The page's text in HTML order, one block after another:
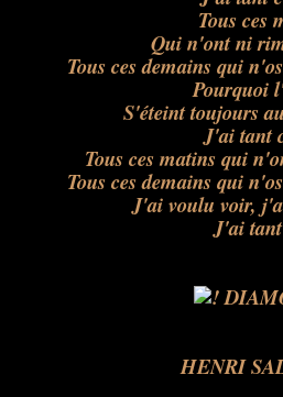
Tous ces
Qui n'ont ni
Tous ces demains qui
Pourquoi
S'éteint toujours
J'ai tant
Tous ces matins qui
Tous ces demains qui
J'ai voulu voir,
J'ai
HENRI